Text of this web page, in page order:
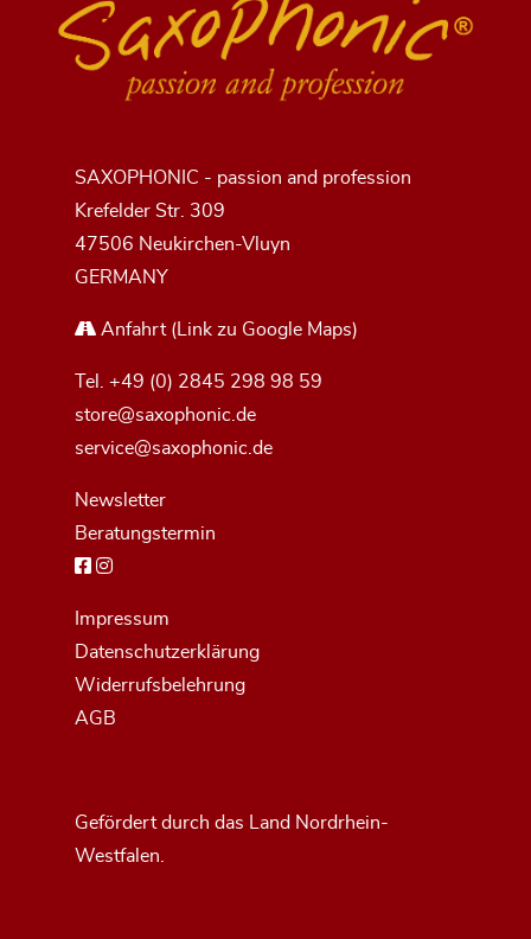
SAXOPHONIC - passion and profession
Krefelder Str. 309
47506 Neukirchen-Vluyn
GERMANY
Anfahrt(Link zu Google Maps)
Tel. +49 (0) 2845 298 98 59
store@saxophonic.de
service@saxophonic.de
Newsletter
Beratungstermin
Impressum
Datenschutzerklärung
Widerrufsbelehrung
AGB
Gefördert durch das Land Nordrhein-
Westfalen.